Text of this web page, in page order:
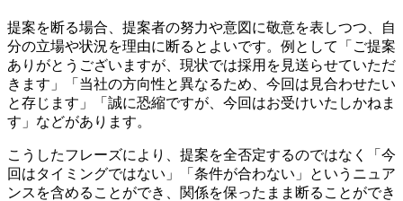
提案を断る場合、提案者の努力や意図に敬意を表しつつ、自
分の立場や状況を理由に断るとよいです。例として「ご提案
ありがとうございますが、現状では採用を見送らせていただ
きます」「当社の方向性と異なるため、今回は見合わせたい
と存じます」「誠に恐縮ですが、今回はお受けいたしかねま
す」などがあります。
こうしたフレーズにより、提案を全否定するのではなく「今
回はタイミングではない」「条件が合わない」というニュア
ンスを含めることができ、関係を保ったまま断ることができ